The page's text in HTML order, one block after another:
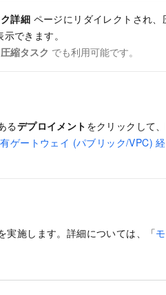
詳細 ページにリダイレクトされ
できます。
圧縮タスク でも利用可能です。
るデプロイメント をクリックして
ゲートウェイ (パブリック/VPC)
実施します。詳細については、「